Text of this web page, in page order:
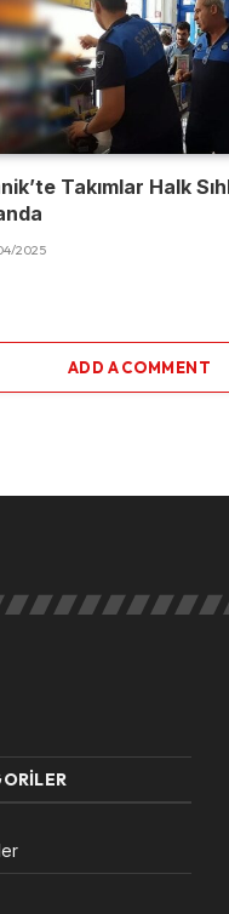
Takımlar Halk
2025
ADD A COMMENT